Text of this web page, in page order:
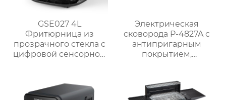
GSE027 4L
Фритюрница из
прозрачного стекла с
цифровой сенсорной
Электрическая
сковорода P-4827A с
антипригарным
покрытием,
для домашнего
использования